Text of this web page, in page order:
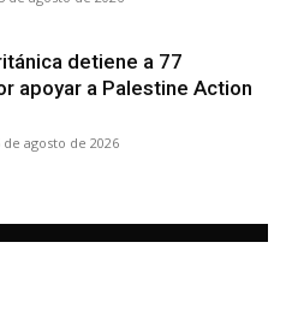
detiene a 77
apoyar a Palestine Action
de agosto de 2026